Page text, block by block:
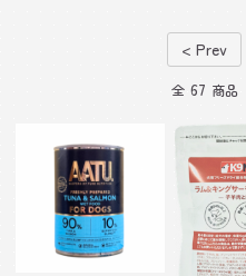
< Prev
全 67 商品